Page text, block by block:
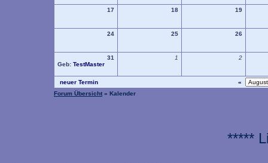
17 18 19
24 25 26
31
Geb: TestMaster
1 2
neuer Termin
«
Forum Übersicht » Kalender
*****